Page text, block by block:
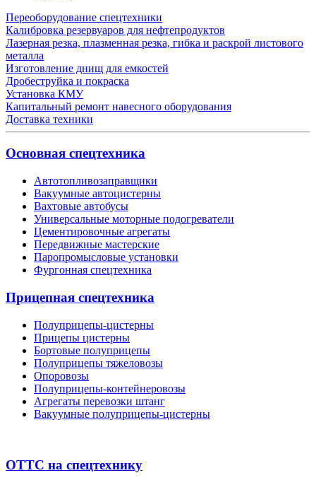
Переоборудование спецтехники
Калибровка резервуаров для нефтепродуктов
Лазерная резка, плазменная резка, гибка и раскрой листового
металла
Изготовление днищ для емкостей
Дробеструйка и покраска
Установка КМУ
Капитальный ремонт навесного оборудования
Доставка техники
Основная спецтехника
Автотопливозаправщики
Вакуумные автоцистерны
Вахтовые автобусы
Универсальные моторные подогреватели
Цементировочные агрегаты
Передвижные мастерские
Паропромысловые установки
Фургонная спецтехника
Прицепная спецтехника
Полуприцепы-цистерны
Прицепы цистерны
Бортовые полуприцепы
Полуприцепы тяжеловозы
Опоровозы
Полуприцепы-контейнеровозы
Агрегаты перевозки штанг
Вакуумные полуприцепы-цистерны
ОТТС на спецтехнику